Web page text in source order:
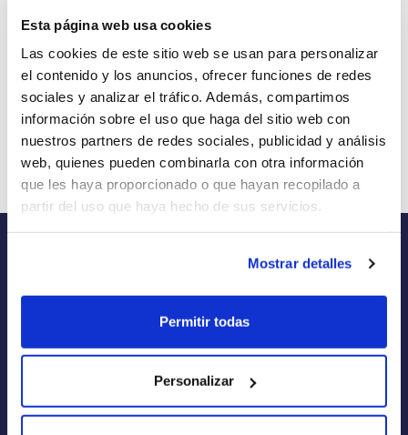
Esta página web usa cookies
Las cookies de este sitio web se usan para personalizar
el contenido y los anuncios, ofrecer funciones de redes
sociales y analizar el tráfico. Además, compartimos
información sobre el uso que haga del sitio web con
nuestros partners de redes sociales, publicidad y análisis
web, quienes pueden combinarla con otra información
que les haya proporcionado o que hayan recopilado a
partir del uso que haya hecho de sus servicios.
Mostrar detalles
Permitir todas
Personalizar
obtenida de la empresa ofertante del renting y tiene solo
Número de oferta:RTR--16002 10s-12s Última actualización:
2023-06-21
RENTINER
Renting Flexible